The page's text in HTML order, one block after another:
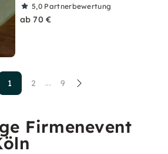
5,0 Partnerbewertung
ab 70 €
1 2 ... 9
Firmenevent